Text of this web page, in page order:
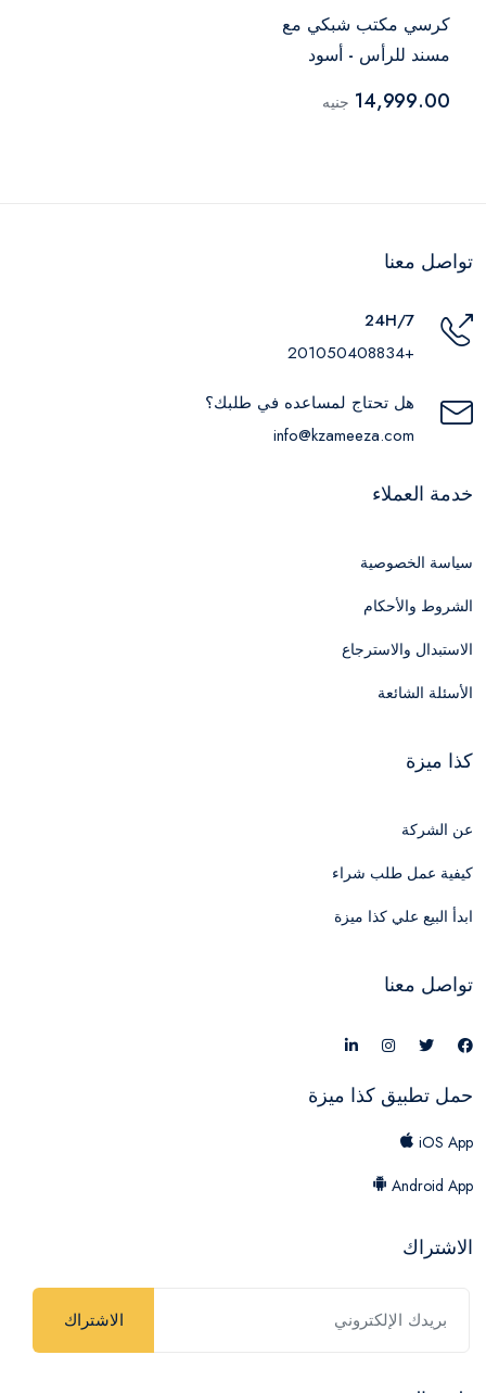
كرسي مكتب شبكي مع
مسند للرأس - أسود
14,999.00 جنيه
تواصل معنا
24H/7
+201050408834
هل تحتاج لمساعده في طلبك؟
info@kzameeza.com
خدمة العملاء
سياسة الخصوصية
الشروط والأحكام
الاستبدال والاسترجاع
الأسئلة الشائعة
كذا ميزة
عن الشركة
كيفية عمل طلب شراء
ابدأ البيع علي كذا ميزة
تواصل معنا
حمل تطبيق كذا ميزة
iOS App
Android App
الاشتراك
الاشتراك